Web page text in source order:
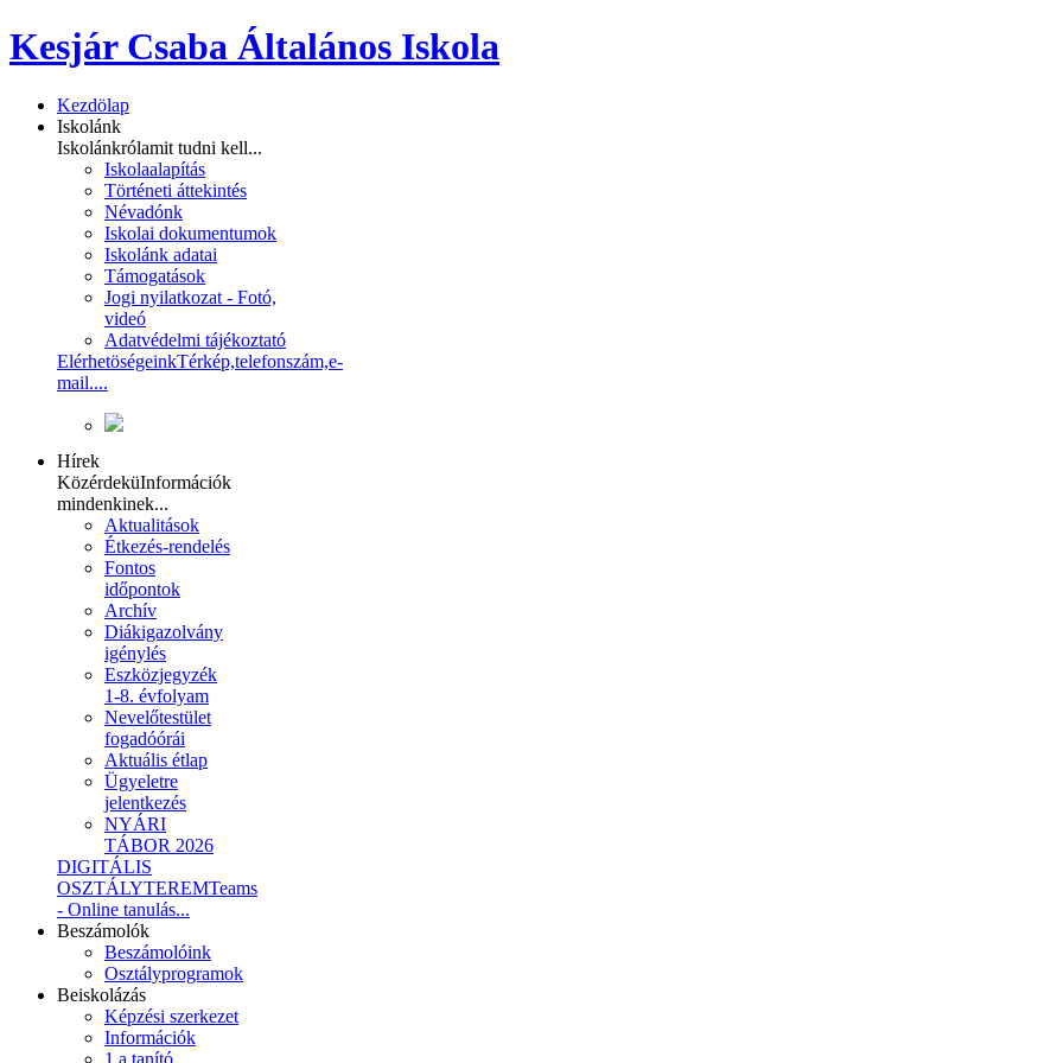
Kesjár Csaba Általános Iskola
Kezdölap
Iskolánk
Iskolánkrólamit tudni kell...
Iskolaalapítás
Történeti áttekintés
Névadónk
Iskolai dokumentumok
Iskolánk adatai
Támogatások
Jogi nyilatkozat - Fotó,
videó
Adatvédelmi tájékoztató
ElérhetöségeinkTérkép,telefonszám,e-
mail....
Hírek
KözérdeküInformációk
mindenkinek...
Aktualitások
Étkezés-rendelés
Fontos
időpontok
Archív
Diákigazolvány
igénylés
Eszközjegyzék
1-8. évfolyam
Nevelőtestület
fogadóórái
Aktuális étlap
Ügyeletre
jelentkezés
NYÁRI
TÁBOR 2026
DIGITÁLIS
OSZTÁLYTEREMTeams
- Online tanulás...
Beszámolók
Beszámolóink
Osztályprogramok
Beiskolázás
Képzési szerkezet
Információk
1.a tanító